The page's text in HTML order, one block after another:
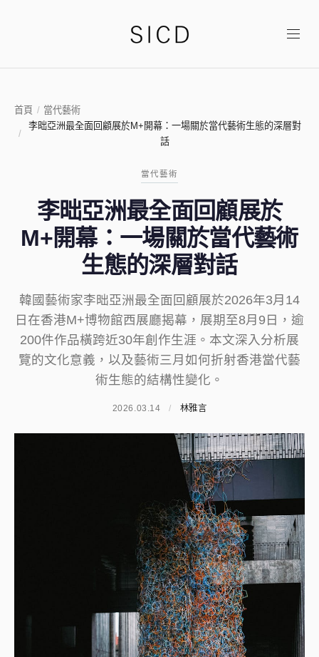
首頁 / 當代藝術
/
李昢亞洲最全面回顧展於M+開幕：一場關於當代藝術生態的深層對
話
當代藝術
李昢亞洲最全面回顧展於
M+開幕：一場關於當代藝術
生態的深層對話
韓國藝術家李昢亞洲最全面回顧展於2026年3月14
日在香港M+博物館西展廳揭幕，展期至8月9日，逾
200件作品橫跨近30年創作生涯。本文深入分析展
覽的文化意義，以及藝術三月如何折射香港當代藝
術生態的結構性變化。
2026.03.14 / 林雅言